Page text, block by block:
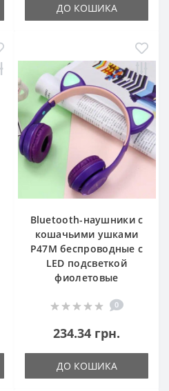
ДО КОШИКА
Bluetooth-наушники с
кошачьими ушками
P47M беспроводные с
LED подсветкой
фиолетовые
0
234.34 грн.
ДО КОШИКА